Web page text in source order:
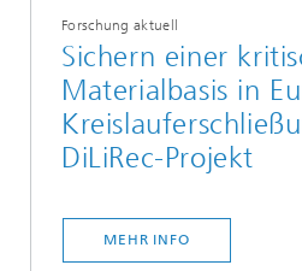
Forschung aktuell
Sichern einer
Materialbasis in
DiLiRec-Projekt
MEHR INFO